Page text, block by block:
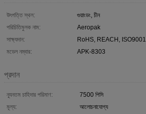
উৎপত্তি স্থল:
গুয়াংডং, চীন
পরিচিতিমুলক নাম:
Aeropak
সাক্ষ্যদান:
RoHS, REACH, ISO9001
মডেল নম্বার:
APK-8303
প্রদান
ন্যূনতম চাহিদার পরিমাণ:
7500 পিসি
মূল্য:
আলোচনাযোগ্য